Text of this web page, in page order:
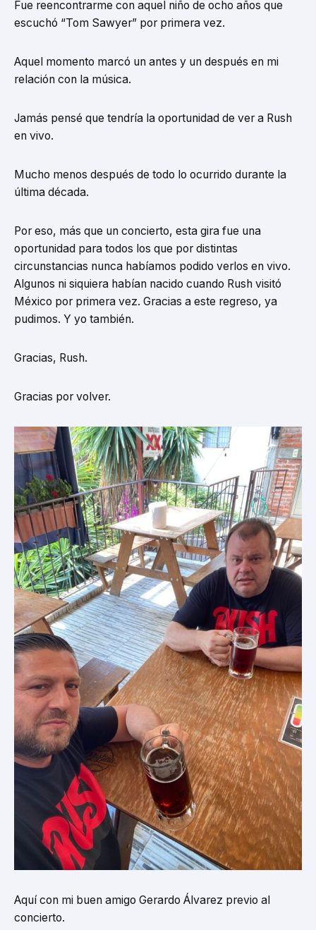
Fue reencontrarme con aquel niño de ocho años que
escuchó “Tom Sawyer” por primera vez.
Aquel momento marcó un antes y un después en mi
relación con la música.
Jamás pensé que tendría la oportunidad de ver a Rush
en vivo.
Mucho menos después de todo lo ocurrido durante la
última década.
Por eso, más que un concierto, esta gira fue una
oportunidad para todos los que por distintas
circunstancias nunca habíamos podido verlos en vivo.
Algunos ni siquiera habían nacido cuando Rush visitó
México por primera vez. Gracias a este regreso, ya
pudimos. Y yo también.
Gracias, Rush.
Gracias por volver.
Aquí con mi buen amigo Gerardo Álvarez previo al
concierto.